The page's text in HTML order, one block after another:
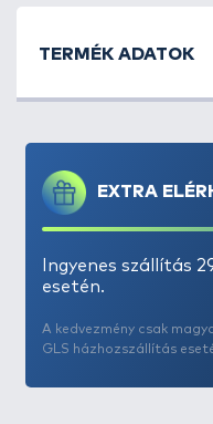
EXTRA
Ingyenes szállítás
esetén.
A kedvezmény csak
GLS házhozszállítás
TERMÉK ADATOK